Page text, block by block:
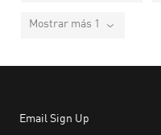
Mostrar más 1